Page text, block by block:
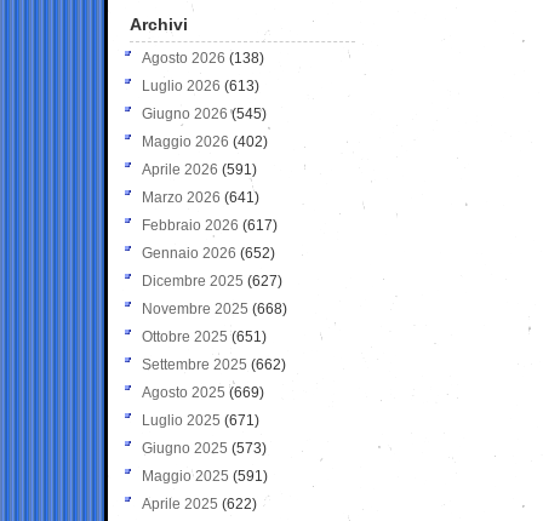
Archivi
Agosto 2026 (138)
Luglio 2026 (613)
Giugno 2026 (545)
Maggio 2026 (402)
Aprile 2026 (591)
Marzo 2026 (641)
Febbraio 2026 (617)
Gennaio 2026 (652)
Dicembre 2025 (627)
Novembre 2025 (668)
Ottobre 2025 (651)
Settembre 2025 (662)
Agosto 2025 (669)
Luglio 2025 (671)
Giugno 2025 (573)
Maggio 2025 (591)
Aprile 2025 (622)